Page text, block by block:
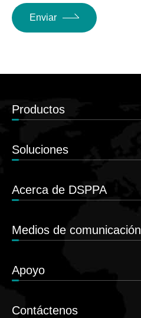
Enviar
Productos
Soluciones
Acerca de DSPPA
Medios de comunicación
Apoyo
Contáctenos